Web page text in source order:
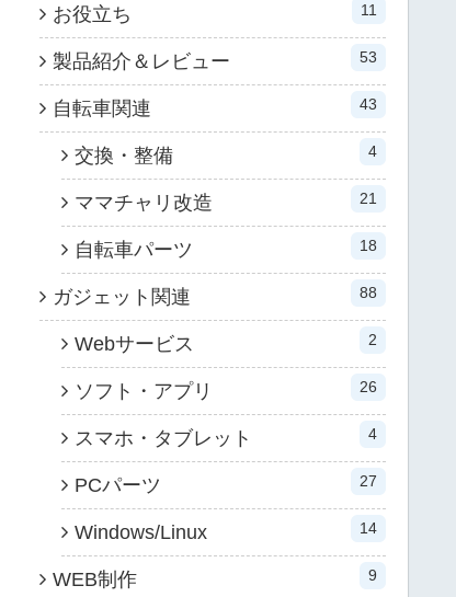
お役立ち 11
製品紹介＆レビュー 53
自転車関連 43
交換・整備 4
ママチャリ改造 21
自転車パーツ 18
ガジェット関連 88
Webサービス 2
ソフト・アプリ 26
スマホ・タブレット 4
PCパーツ 27
Windows/Linux 14
WEB制作 9